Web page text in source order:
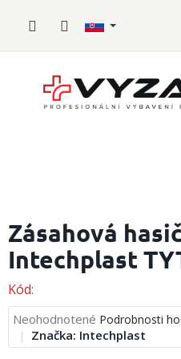
Požiarny
šport
vybavenie
Zásahová
Intechplast
Kód:
Priemerné
hodnotenie
produktu
Neohodnotené Podrobnosti
Značka: Intechplast